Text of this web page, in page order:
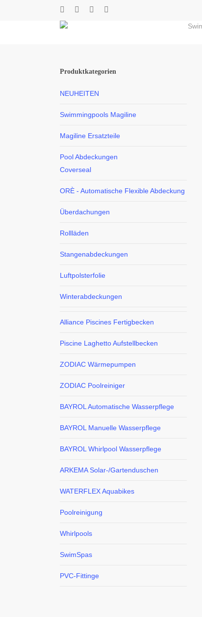
Produktkategorien
NEUHEITEN
Swimmingpools Magiline
Magiline Ersatzteile
Pool Abdeckungen
Coverseal
ORÈ - Automatische Flexible Abdeckung
Überdachungen
Rollläden
Stangenabdeckungen
Luftpolsterfolie
Winterabdeckungen
Alliance Piscines Fertigbecken
Piscine Laghetto Aufstellbecken
ZODIAC Wärmepumpen
ZODIAC Poolreiniger
BAYROL Automatische Wasserpflege
BAYROL Manuelle Wasserpflege
BAYROL Whirlpool Wasserpflege
ARKEMA Solar-/Gartenduschen
WATERFLEX Aquabikes
Poolreinigung
Whirlpools
SwimSpas
PVC-Fittinge